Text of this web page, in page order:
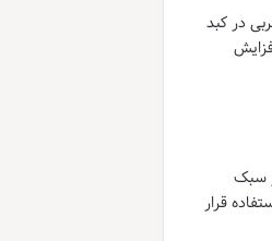
در کبد
سبک
قرار